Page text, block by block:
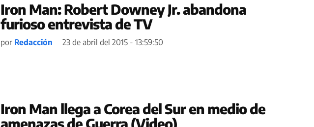
Iron Man: Robert Downey Jr. abandona
furioso entrevista de TV
por Redacción 23 de abril del 2015 - 13:59:50
Iron Man llega a Corea del Sur en medio de
amenazas de Guerra (Video)